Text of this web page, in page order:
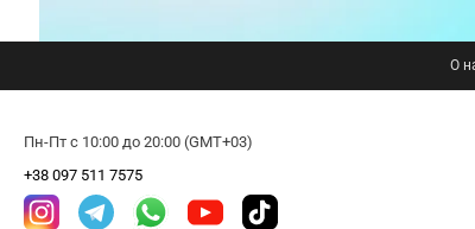
О
Пн-Пт с 10:00 до 20:00 (GMT+03)
+38 097 511 7575